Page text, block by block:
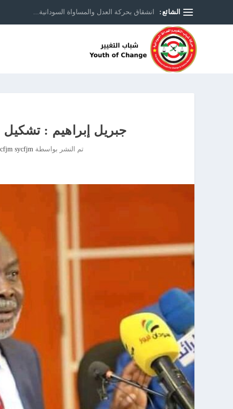
الشائع: انشقاق بحركة العدل والمساواة السودانية...
جبريل إبراهيم :
تم النشر بواسطة sycfjm